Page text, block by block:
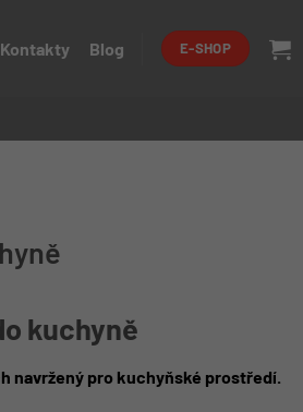
Kontakty Blog E-SHOP
kuchyně
navržený pro kuchyňské prostředí.